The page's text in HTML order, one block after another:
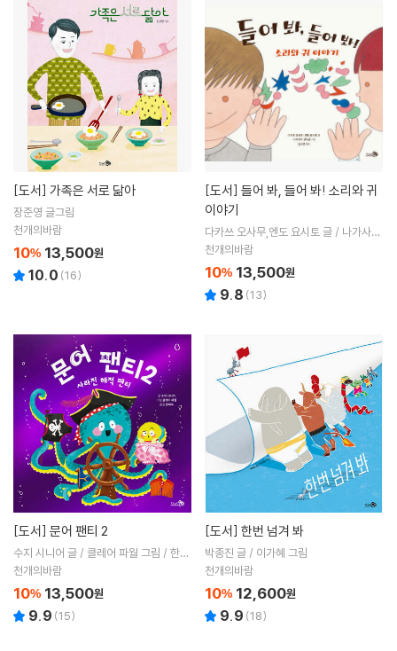
[도서] 가족은 서로 닮아
장준영 글그림
천개의바람
10% 13,500원
10.0 (16)
[도서]
이야기
다카쓰 오사무,엔도 요시토 글 / 나가사키
구니코 그림 / 김소연 역
천개의바람
10% 13,500원
9.8 (13)
[도서] 문어 팬티 2
수지 시니어 글 / 클레어 파월 그림 / 한미
숙 역
천개의바람
10% 13,500원
9.9 (15)
[도서] 한번 넘겨 봐
박종진 글 / 이가혜 그림
천개의바람
10% 12,600원
9.9 (18)